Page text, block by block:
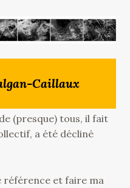
Caillaux
(presque) tous, il fait
a été décliné
référence et faire ma